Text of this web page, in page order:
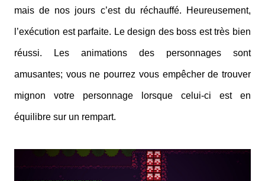
mais de nos jours c’est du réchauffé. Heureusement,
l’exécution est parfaite. Le design des boss est très bien
réussi. Les animations des personnages sont
amusantes; vous ne pourrez vous empêcher de trouver
mignon votre personnage lorsque celui-ci est en
équilibre sur un rempart.